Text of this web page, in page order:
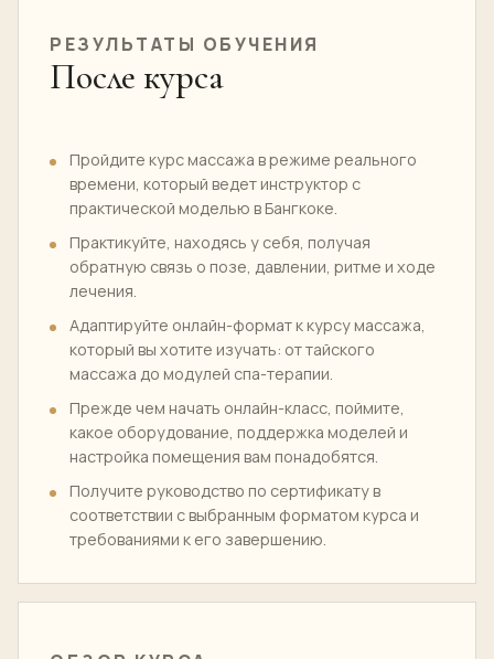
РЕЗУЛЬТАТЫ ОБУЧЕНИЯ
После курса
Пройдите курс массажа в режиме реального
времени, который ведет инструктор с
практической моделью в Бангкоке.
Практикуйте, находясь у себя, получая
обратную связь о позе, давлении, ритме и ходе
лечения.
Адаптируйте онлайн-формат к курсу массажа,
который вы хотите изучать: от тайского
массажа до модулей спа-терапии.
Прежде чем начать онлайн-класс, поймите,
какое оборудование, поддержка моделей и
настройка помещения вам понадобятся.
Получите руководство по сертификату в
соответствии с выбранным форматом курса и
требованиями к его завершению.